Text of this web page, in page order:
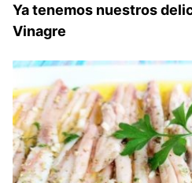
Ya tenemos nuestros
Vinagre